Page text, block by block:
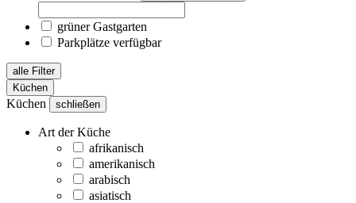
grüner Gastgarten
Parkplätze verfügbar
alle Filter
Küchen
Küchen schließen
Art der Küche
afrikanisch
amerikanisch
arabisch
asiatisch